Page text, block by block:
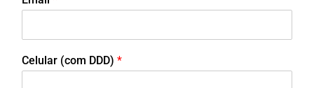
Celular (com DDD) *